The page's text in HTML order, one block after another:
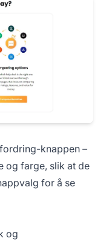
knappen –
og farge, slik at de
for å se
og